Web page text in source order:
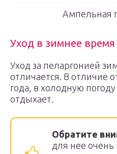
Ампельная
Уход в зимнее время
Уход за пеларгонией
отличается. В отличие
года, в холодную
отдыхает.
Обратите
для нее очень